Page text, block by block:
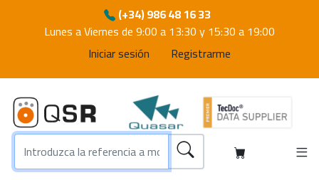
(+34) 986 48 16 33
Lunes a Viernes de 9:00 a 13:30 y 15:30 a 19:00
Iniciar sesión
Registrarme